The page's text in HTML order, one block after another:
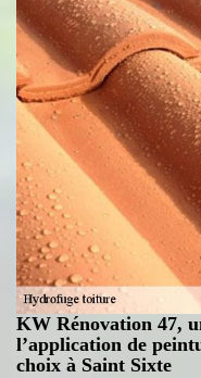
KW Rénovation 47,
l’application de
choix à Saint Sixte